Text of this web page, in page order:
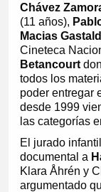
Chávez
(11 años),
Macias
Cineteca
Betancourt
todos los
poder entregar
desde 1999
las categorías
El jurado
documental a
Klara Åhrén y
argumentado